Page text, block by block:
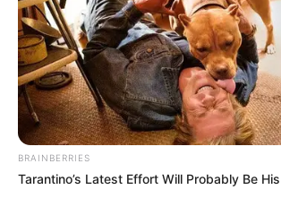
“Ça a été une
source
BRAINBERRIES
Tarantino’s Latest Effort Will Probably Be